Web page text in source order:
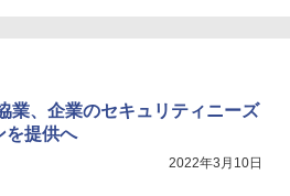
業、企業のセキュリティニーズ
を提供へ
2022年3月10日